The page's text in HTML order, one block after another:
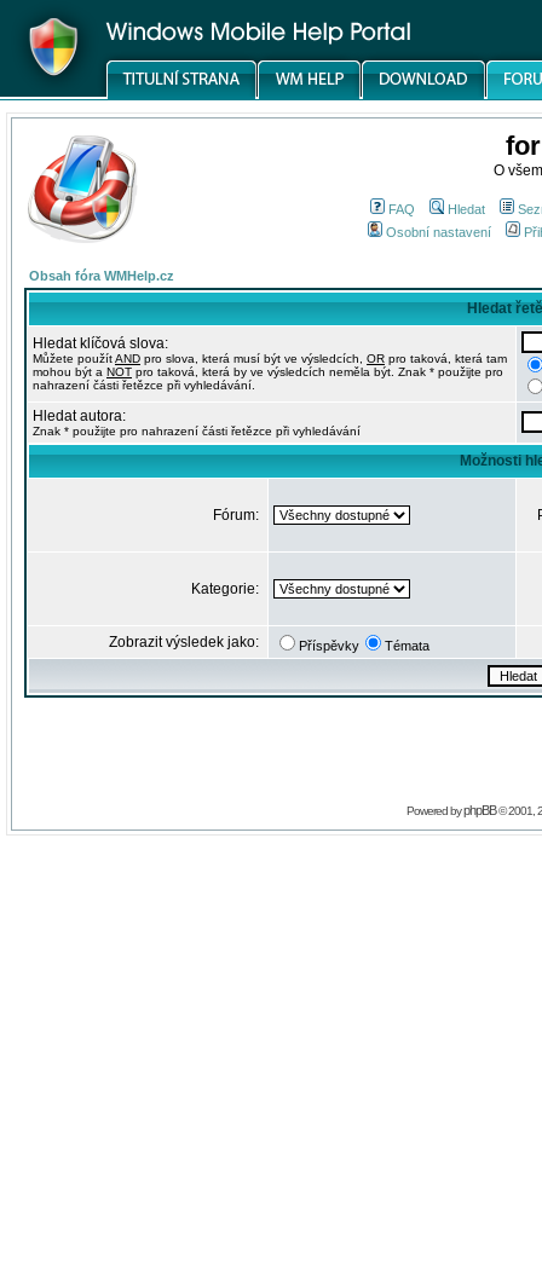
O
FAQ Hledat
Osobní nastavení
Obsah fóra WMHelp.cz
Hledat
Hledat klíčová slova:
Můžete použítAND pro slova, která musí být ve výsledcích, OR pro taková, která tam
mohou být a NOT pro taková, která by ve výsledcích neměla být. Znak * použijte pro
nahrazení části řetězce při vyhledávání.
Hledat autora:
Znak * použijte pro nahrazení části řetězce při vyhledávání
Možnosti
Fórum:
Kategorie:
Zobrazit výsledek jako: Příspěvky Témata
Powered byphpBB© 2001,